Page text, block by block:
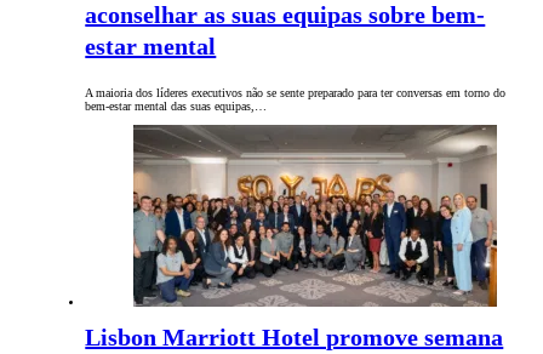
aconselhar as suas equipas sobre bem-
estar mental
A maioria dos líderes executivos não se sente preparado para ter conversas em torno do
bem-estar mental das suas equipas,…
Lisbon Marriott Hotel promove semana